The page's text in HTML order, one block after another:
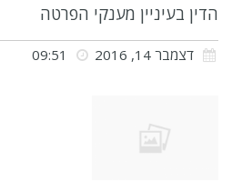
הדין בעיניין מענקי הפרטה
דצמבר 14, 2016